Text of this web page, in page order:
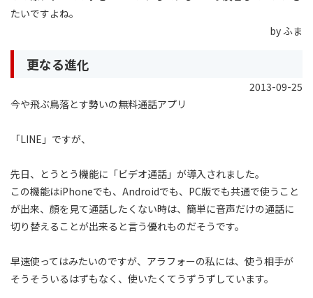
たいですよね。
by ふま
更なる進化
2013-09-25
今や飛ぶ鳥落とす勢いの無料通話アプリ
「LINE」ですが、
先日、とうとう機能に「ビデオ通話」が導入されました。
この機能はiPhoneでも、Androidでも、PC版でも共通で使うこと
が出来、顔を見て通話したくない時は、簡単に音声だけの通話に
切り替えることが出来ると言う優れものだそうです。
早速使ってはみたいのですが、アラフォーの私には、使う相手が
そうそういるはずもなく、使いたくてうずうずしています。